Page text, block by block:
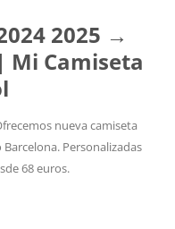
2025 →
Mi Camiseta
nueva camiseta
Personalizadas
68 euros.